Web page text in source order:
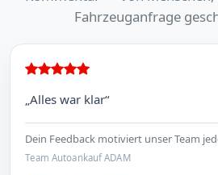
Fahrzeuganfrage
„Alles war klar“
Dein Feedback motiviert unser Team
Team Autoankauf ADAM